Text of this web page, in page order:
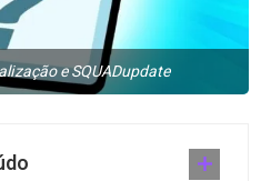
e SQUADupdate